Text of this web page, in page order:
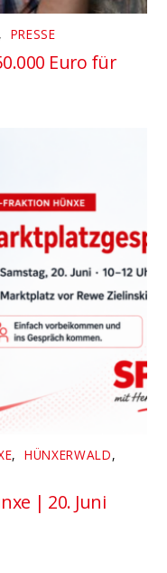
, PRESSE
Euro für
, HÜNXERWALD,
| 20. Juni